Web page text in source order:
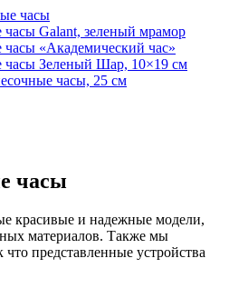
часы
Galant, зеленый мрамор
«Академический час»
часы Зеленый Шар, 10×19 см
часы, 25 см
часы
красивые и надежные модели,
материалов. Также мы
представленные устройства